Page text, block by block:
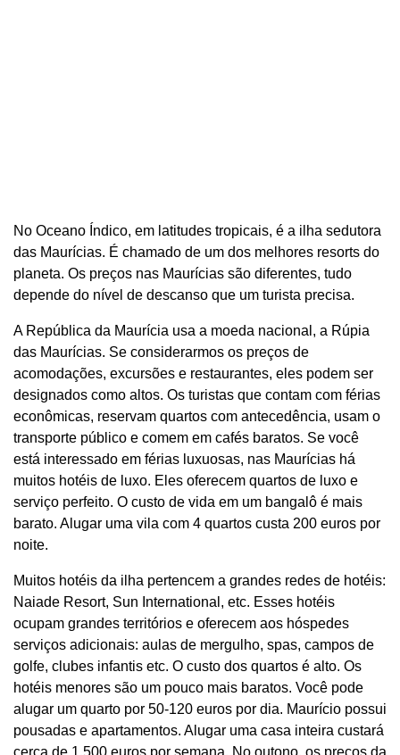
No Oceano Índico, em latitudes tropicais, é a ilha sedutora
das Maurícias. É chamado de um dos melhores resorts do
planeta. Os preços nas Maurícias são diferentes, tudo
depende do nível de descanso que um turista precisa.
A República da Maurícia usa a moeda nacional, a Rúpia
das Maurícias. Se considerarmos os preços de
acomodações, excursões e restaurantes, eles podem ser
designados como altos. Os turistas que contam com férias
econômicas, reservam quartos com antecedência, usam o
transporte público e comem em cafés baratos. Se você
está interessado em férias luxuosas, nas Maurícias há
muitos hotéis de luxo. Eles oferecem quartos de luxo e
serviço perfeito. O custo de vida em um bangalô é mais
barato. Alugar uma vila com 4 quartos custa 200 euros por
noite.
Muitos hotéis da ilha pertencem a grandes redes de hotéis:
Naiade Resort, Sun International, etc. Esses hotéis
ocupam grandes territórios e oferecem aos hóspedes
serviços adicionais: aulas de mergulho, spas, campos de
golfe, clubes infantis etc. O custo dos quartos é alto. Os
hotéis menores são um pouco mais baratos. Você pode
alugar um quarto por 50-120 euros por dia. Maurício possui
pousadas e apartamentos. Alugar uma casa inteira custará